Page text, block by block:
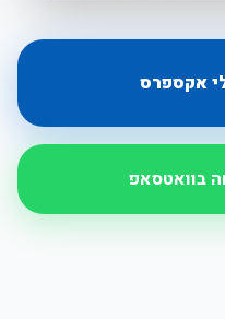
אקספרס
בוואטסאפ